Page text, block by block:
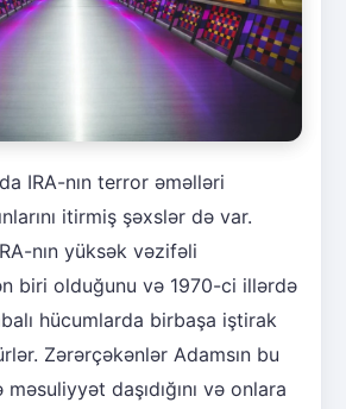
IRA-nın terror əməlləri
itirmiş şəxslər də var.
nın yüksək vəzifəli
biri olduğunu və 1970-ci illərdə
hücumlarda birbaşa iştirak
Zərərçəkənlər Adamsın bu
daşıdığını və onlara